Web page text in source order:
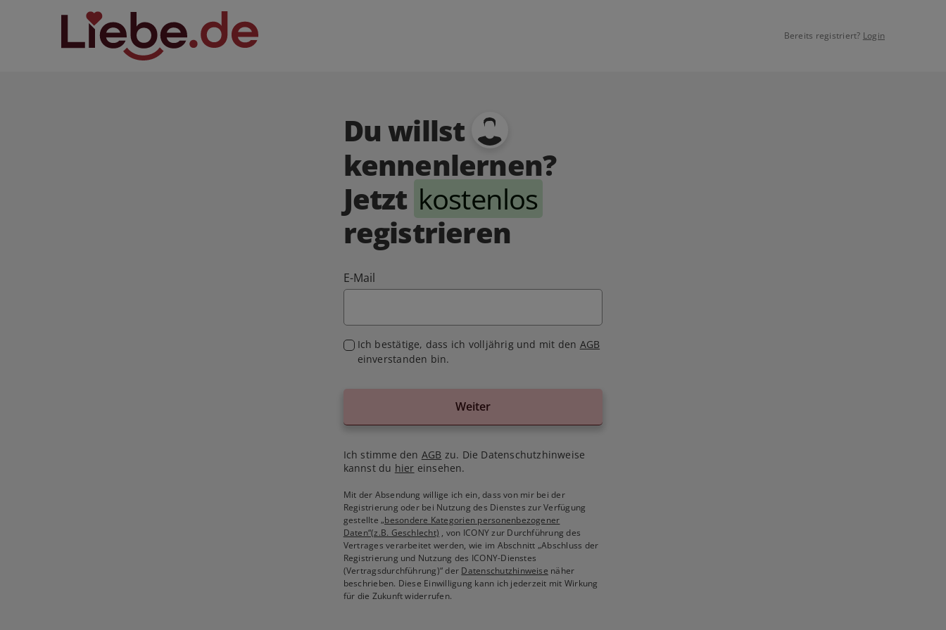
Bereits registriert? Login
Du willst
kennenlernen?
Jetzt kostenlos
registrieren
E-Mail
Ich bestätige, dass ich volljährig und mit den AGB
einverstanden bin.
Weiter
Ich stimme den AGB zu. Die Datenschutzhinweise
kannst du hier einsehen.
Mit der Absendung willige ich ein, dass von mir bei der
Registrierung oder bei Nutzung des Dienstes zur Verfügung
gestellte„besondere Kategorien personenbezogener
Daten“(z.B. Geschlecht) , von ICONY zur Durchführung des
Vertrages verarbeitet werden, wie im Abschnitt „Abschluss der
Registrierung und Nutzung des ICONY-Dienstes
(Vertragsdurchführung)“ der Datenschutzhinweise näher
beschrieben. Diese Einwilligung kann ich jederzeit mit Wirkung
für die Zukunft widerrufen.